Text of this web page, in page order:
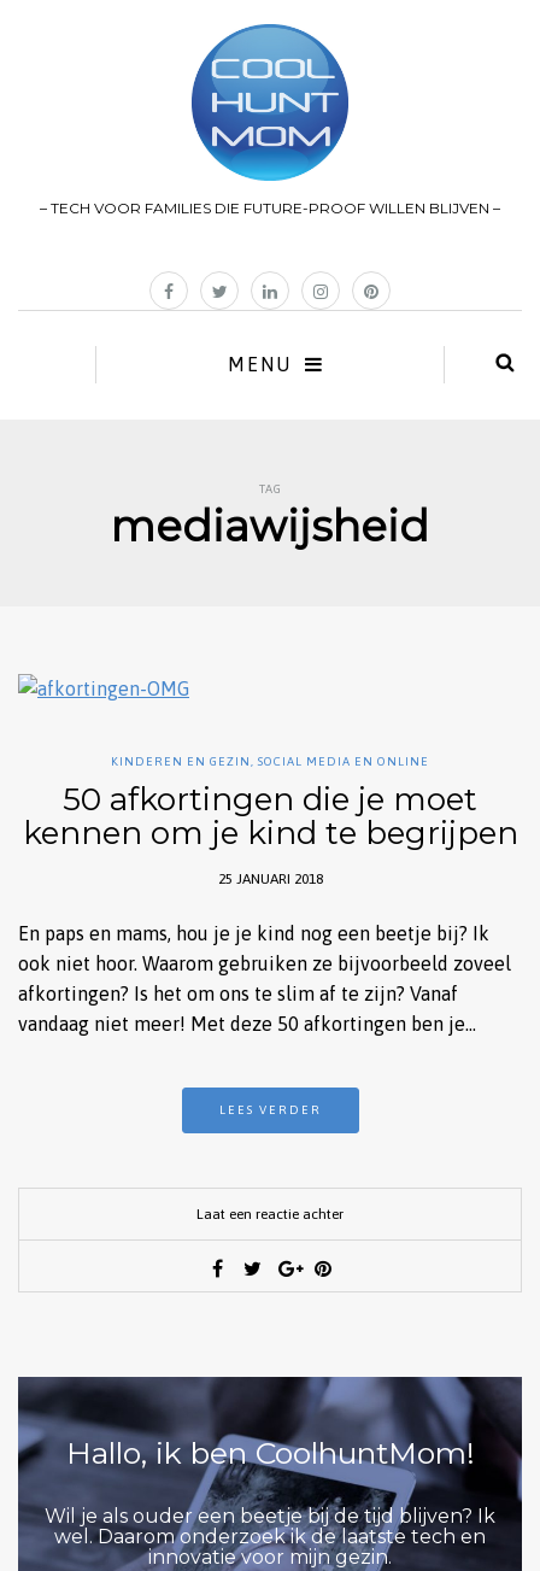
– TECH VOOR FAMILIES DIE FUTURE-PROOF WILLEN BLIJVEN –
MENU
TAG
mediawijsheid
KINDEREN EN GEZIN,SOCIAL MEDIA EN ONLINE
50 afkortingen die je moet
kennen om je kind te begrijpen
25 JANUARI 2018
En paps en mams, hou je je kind nog een beetje bij? Ik
ook niet hoor. Waarom gebruiken ze bijvoorbeeld zoveel
afkortingen? Is het om ons te slim af te zijn? Vanaf
vandaag niet meer! Met deze 50 afkortingen ben je…
LEES VERDER
Laat een reactie achter
Hallo, ik ben CoolhuntMom!
Wil je als ouder een beetje bij de tijd blijven? Ik
wel. Daarom onderzoek ik de laatste tech en
innovatie voor mijn gezin.